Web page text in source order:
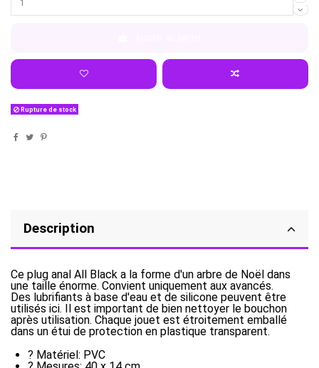
Rupture de stock
Description
Ce plug anal All Black a la forme d'un arbre de Noël dans
une taille énorme. Convient uniquement aux avancés.
Des lubrifiants à base d'eau et de silicone peuvent être
utilisés ici. Il est important de bien nettoyer le bouchon
après utilisation. Chaque jouet est étroitement emballé
dans un étui de protection en plastique transparent.
? Matériel: PVC